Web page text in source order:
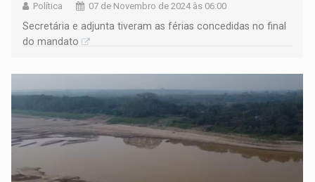
Política 07 de Novembro de 2024 às 06:00
Secretária e adjunta tiveram as férias concedidas no final
do mandato